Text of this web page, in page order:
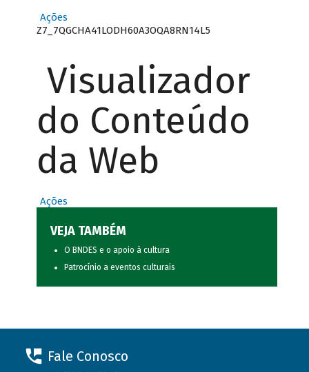
Ações
Z7_7QGCHA41LODH60A3OQA8RN14L5
Visualizador
do Conteúdo
da Web
Ações
VEJA TAMBÉM
O BNDES e o apoio à cultura
Patrocínio a eventos culturais
Fale Conosco